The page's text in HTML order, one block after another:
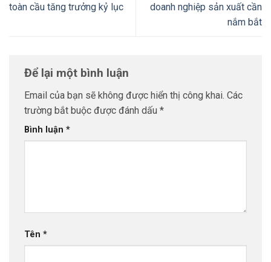
toàn cầu tăng trưởng kỷ lục
doanh nghiệp sản xuất cần
nắm bắt
Để lại một bình luận
Email của bạn sẽ không được hiển thị công khai. Các
trường bắt buộc được đánh dấu *
Bình luận *
Tên *